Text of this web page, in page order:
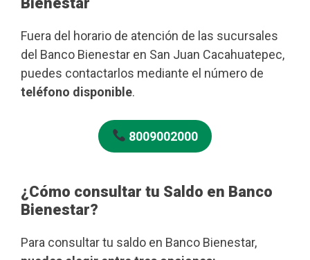
Fuera del horario de atención de las sucursales
del Banco Bienestar en San Juan Cacahuatepec,
puedes contactarlos mediante el número de
teléfono disponible.
8009002000
¿Cómo consultar tu Saldo en Banco
Bienestar?
Para consultar tu saldo en Banco Bienestar,